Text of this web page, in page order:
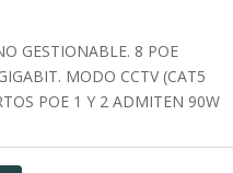
GESTIONABLE. 8 POE
MODO CCTV (CAT5
POE 1 Y 2 ADMITEN 90W